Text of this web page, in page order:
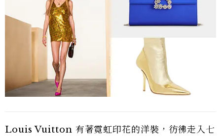
Louis Vuitton 有著霓虹印花的洋裝，彷彿走入七